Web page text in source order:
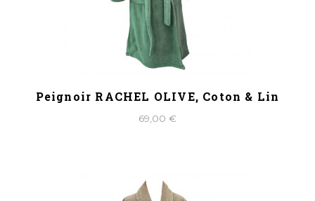
Peignoir RACHEL OLIVE, Coton & Lin
69,00 €